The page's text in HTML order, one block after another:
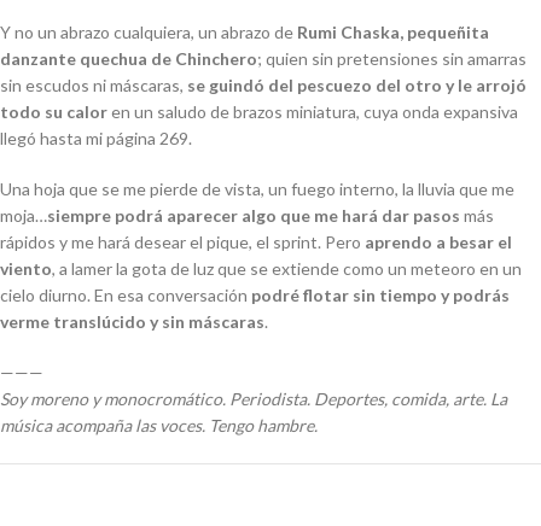
Y no un abrazo cualquiera, un abrazo de Rumi Chaska, pequeñita
danzante quechua de Chinchero; quien sin pretensiones sin amarras
sin escudos ni máscaras, se guindó del pescuezo del otro y le arrojó
todo su caloren un saludo de brazos miniatura, cuya onda expansiva
llegó hasta mi página 269.
Una hoja que se me pierde de vista, un fuego interno, la lluvia que me
moja…siempre podrá aparecer algo que me hará dar pasos más
rápidos y me hará desear el pique, el sprint. Pero aprendo a besar el
viento, a lamer la gota de luz que se extiende como un meteoro en un
cielo diurno. En esa conversación podré flotar sin tiempo y podrás
verme translúcido y sin máscaras.
———
Soy moreno y monocromático. Periodista. Deportes, comida, arte. La
música acompaña las voces. Tengo hambre.